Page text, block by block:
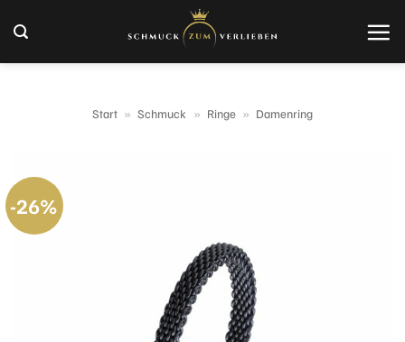
Inhalt
springen
Start » Schmuck » Ringe » Damenring
-26%